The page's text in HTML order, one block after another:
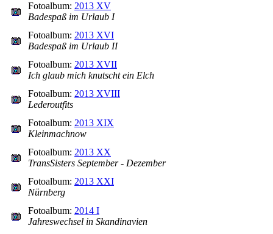
Fotoalbum: 2013 XV
Badespaß im Urlaub I
Fotoalbum: 2013 XVI
Badespaß im Urlaub II
Fotoalbum: 2013 XVII
Ich glaub mich knutscht ein Elch
Fotoalbum: 2013 XVIII
Lederoutfits
Fotoalbum: 2013 XIX
Kleinmachnow
Fotoalbum: 2013 XX
TransSisters September - Dezember
Fotoalbum: 2013 XXI
Nürnberg
Fotoalbum: 2014 I
Jahreswechsel in Skandinavien